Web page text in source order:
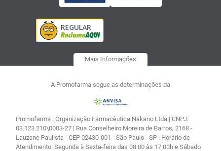
Mais Informações
A Promofarma segue as determinações da
Promofarma | Organização Farmacêutica Nakano Ltda | CNPJ:
03.123.210\0003-27 | Rua Conselheiro Moreira de Barros, 2168 -
Lauzane Paulista - CEP 02430-001 - São Paulo - SP | Horário de
Atendimento: Segunda à Sexta-feira das 08:00 às 17:00h e Sábado